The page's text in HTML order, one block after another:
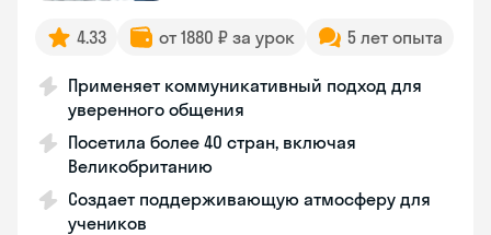
4.33 от 1880 ₽ за урок 5 лет опыта
Применяет коммуникативный подход для
уверенного общения
Посетила более 40 стран, включая
Великобританию
Создает поддерживающую атмосферу для
учеников